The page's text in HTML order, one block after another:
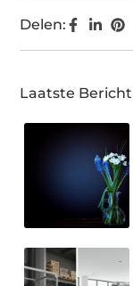
Delen:
Laatste Bericht